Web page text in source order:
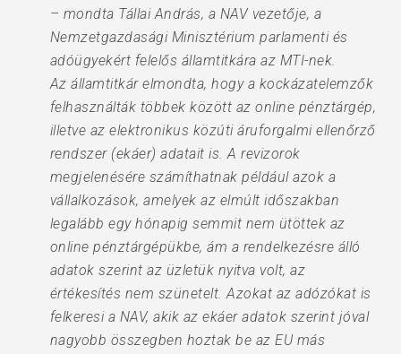
– mondta Tállai András, a NAV vezetője, a
Nemzetgazdasági Minisztérium parlamenti és
adóügyekért felelős államtitkára az MTI-nek.
Az államtitkár elmondta, hogy a kockázatelemzők
felhasználták többek között az online pénztárgép,
illetve az elektronikus közúti áruforgalmi ellenőrző
rendszer (ekáer) adatait is. A revizorok
megjelenésére számíthatnak például azok a
vállalkozások, amelyek az elmúlt időszakban
legalább egy hónapig semmit nem ütöttek az
online pénztárgépükbe, ám a rendelkezésre álló
adatok szerint az üzletük nyitva volt, az
értékesítés nem szünetelt. Azokat az adózókat is
felkeresi a NAV, akik az ekáer adatok szerint jóval
nagyobb összegben hoztak be az EU más